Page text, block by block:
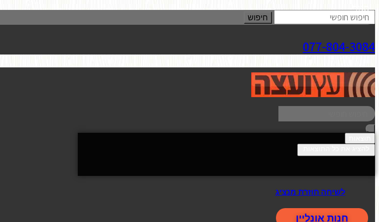
חיפוש
077-804-3084
לשיחה חוזרת מנציג
חנות אונליין
סגור